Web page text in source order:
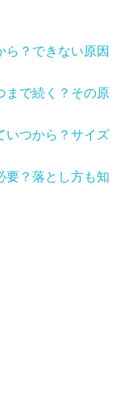
ら？できない原因
まで続く？その原
いつから？サイズ
要？落とし方も知